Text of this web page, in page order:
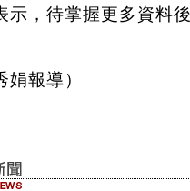
示，待掌握更多資料
娟報導）